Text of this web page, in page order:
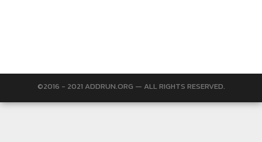
©2016 - 2021 ADDRUN.ORG — ALL RIGHTS RESERVED.